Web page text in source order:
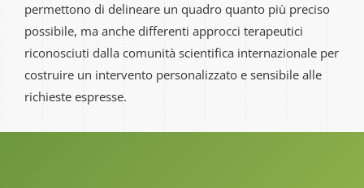
permettono di delineare un quadro quanto più preciso
possibile, ma anche differenti approcci terapeutici
riconosciuti dalla comunità scientifica internazionale per
costruire un intervento personalizzato e sensibile alle
richieste espresse.